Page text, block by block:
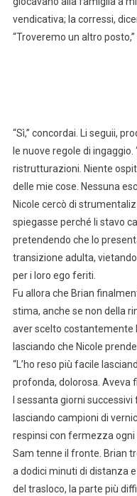
vendicativa; la corressi,
“Troveremo un altro
“Sì,” concordai. Li seguii,
le nuove regole di
ristrutturazioni. Niente
delle mie cose. Nessuna
Nicole cercò di
spiegasse perché li stavo
pretendendo che lo
transizione adulta,
per i loro ego feriti.
Fu allora che Brian
stima, anche se non della
aver scelto costantemente
lasciando che Nicole
“L’ho reso più facile
profonda, dolorosa. Aveva
I sessanta giorni
lasciando campioni di
respinsi con fermezza
Sam tenne il fronte. Brian
a dodici minuti di distanza
del trasloco, la parte più